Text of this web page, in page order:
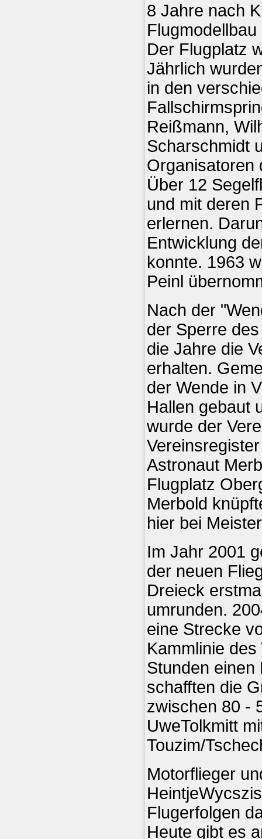
8 Jahre nach
Der Flugplatz
Jährlich
in den
Reißmann,
Scharschmidt
Organisatoren
Über 12
und mit deren
erlernen.
Entwicklung
konnte. 1963
Peinl
Nach der
der Sperre
die Jahre die
erhalten.
der Wende in
Hallen gebaut
wurde der
Astronaut
Flugplatz
Merbold
hier bei
Im Jahr 2001
der neuen
Dreieck
umrunden.
eine Strecke
Kammlinie
Stunden einen
schafften die
zwischen 80 -
UweTolkmitt
Touzim/
Motorflieger
Flugerfolgen
Heute gibt es